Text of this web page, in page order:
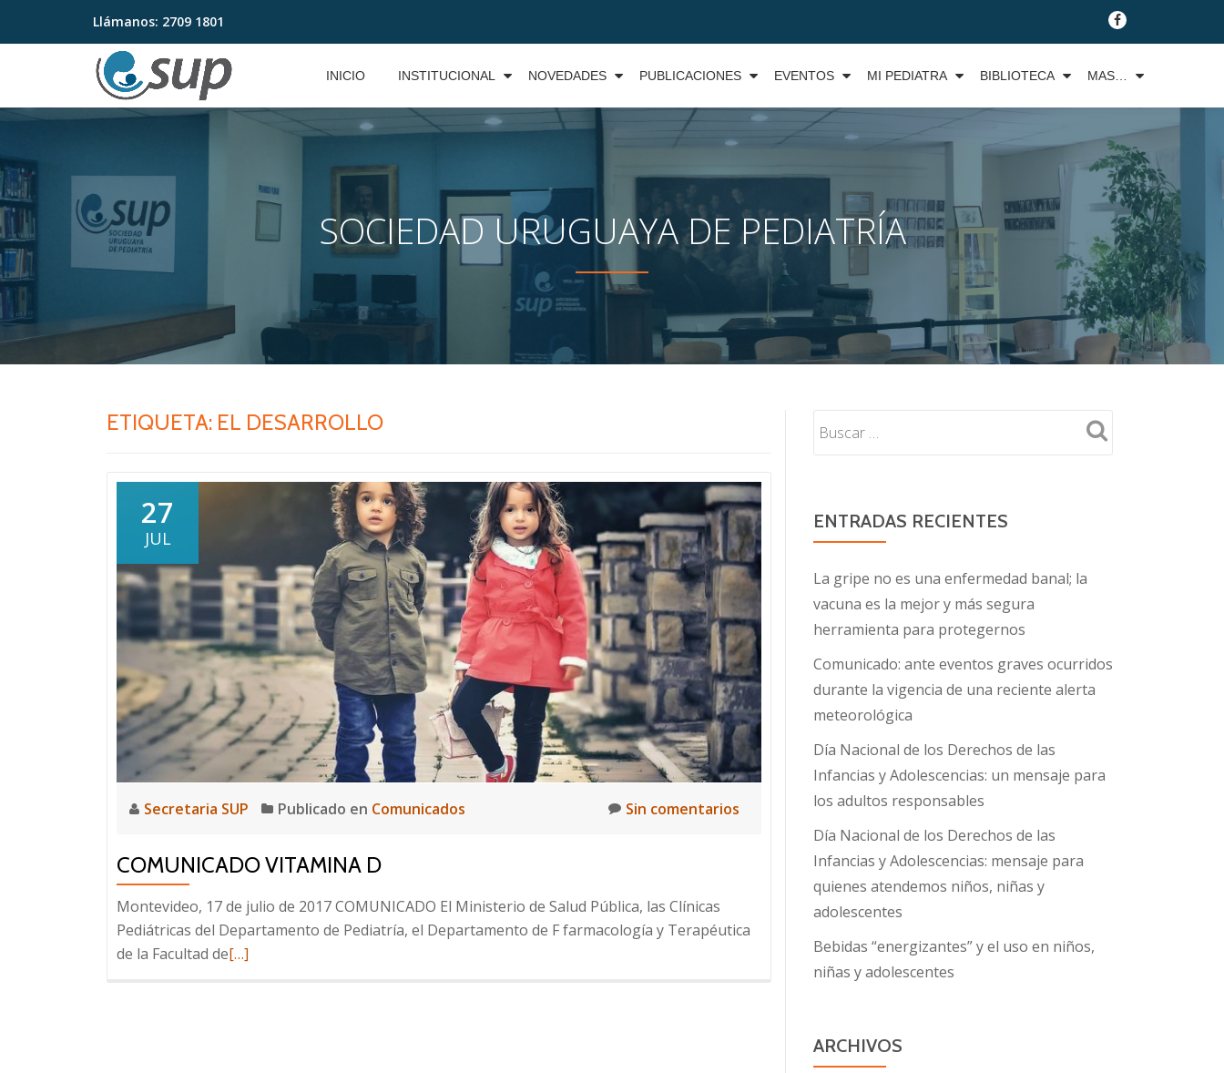
Saltar
Llámanos: 2709 1801
fa-
facebook
INICIO INSTITUCIONAL NOVEDADES PUBLICACIONES EVENTOS MI PEDIATRA BIBLIOTECA MAS…
SOCIEDAD URUGUAYA DE PEDIATRÍA
ETIQUETA: EL DESARROLLO
27
JUL
Secretaria SUP Publicado en Comunicados Sin comentarios
COMUNICADO VITAMINA D
Montevideo, 17 de julio de 2017 COMUNICADO El Ministerio de Salud Pública, las Clínicas
Pediátricas del Departamento de Pediatría, el Departamento de F farmacología y Terapéutica
de la Facultad deLeer
[…]
ENTRADAS RECIENTES
La gripe no es una enfermedad banal; la
vacuna es la mejor y más segura
herramienta para protegernos
Comunicado: ante eventos graves ocurridos
durante la vigencia de una reciente alerta
meteorológica
Día Nacional de los Derechos de las
Infancias y Adolescencias: un mensaje para
los adultos responsables
Día Nacional de los Derechos de las
Infancias y Adolescencias: mensaje para
quienes atendemos niños, niñas y
adolescentes
Bebidas “energizantes” y el uso en niños,
niñas y adolescentes
ARCHIVOS